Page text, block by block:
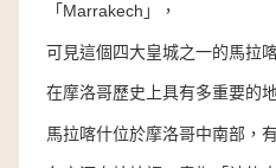
「Marrakech」，
可見這個四大皇城之一的馬拉
在摩洛哥歷史上具有多重要的地
馬拉喀什位於摩洛哥中南部，